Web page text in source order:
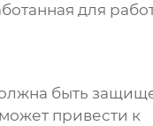
для
быть
привести к